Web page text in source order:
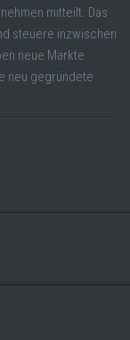
mitteilt. Das
steuere inzwischen
neue Märkte
neu gegründete